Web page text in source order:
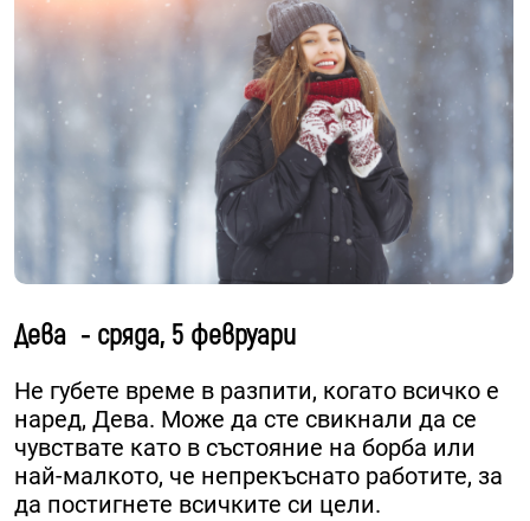
Дева - сряда, 5 февруари
Не губете време в разпити, когато всичко е
наред, Дева. Може да сте свикнали да се
чувствате като в състояние на борба или
най-малкото, че непрекъснато работите, за
да постигнете всичките си цели.